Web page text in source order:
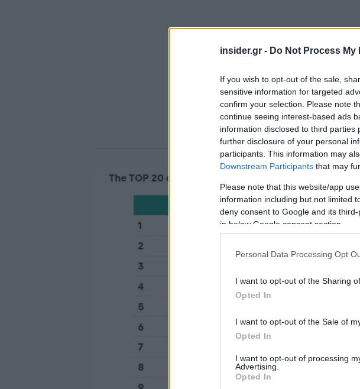
insider.gr - Do Not Process
If you wish to opt-out of the sale,
sensitive information for targeted
confirm your selection. Please note
continue seeing interest-based ads
information disclosed to third
further disclosure of your personal
participants. This information may
Downstream Participants that may
Please note that this website/app
information including but not limited
deny consent to Google and its
in below Google consent section.
Personal Data Processing Opt
I want to opt-out of the Sharing
Opted In
I want to opt-out of the Sale of
Opted In
I want to opt-out of processing
Advertising.
Opted In